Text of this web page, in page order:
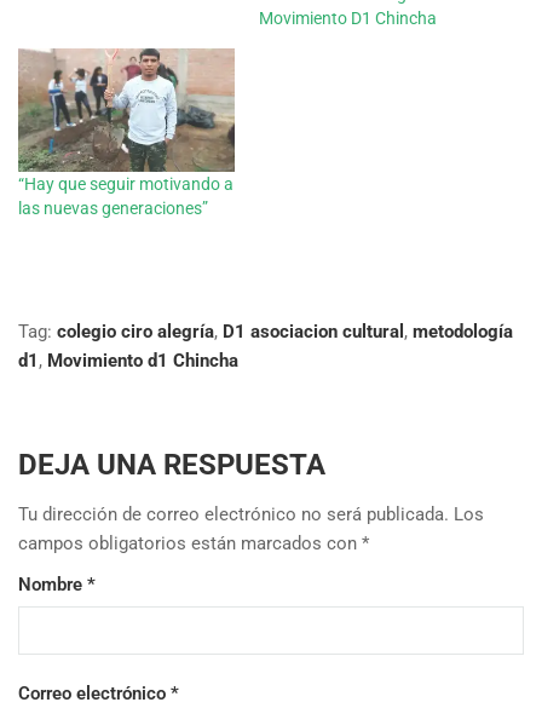
Movimiento D1 Chincha
“Hay que seguir motivando a
las nuevas generaciones”
Tag: colegio ciro alegría, D1 asociacion cultural , metodología
d1 , Movimiento d1 Chincha
DEJA UNA RESPUESTA
Tu dirección de correo electrónico no será publicada. Los
campos obligatorios están marcados con *
Nombre *
Correo electrónico *